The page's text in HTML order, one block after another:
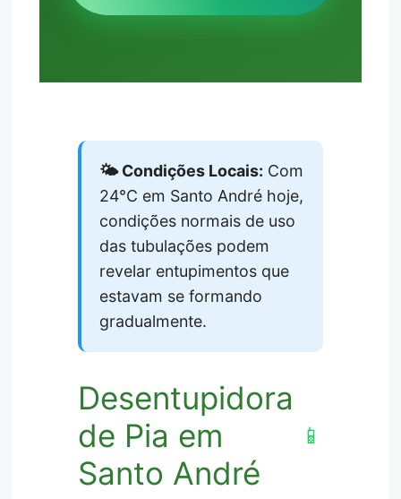
🌤️ Condições Locais: Com
24°C em Santo André hoje,
condições normais de uso
das tubulações podem
revelar entupimentos que
estavam se formando
gradualmente.
Desentupidora
de Pia em
Santo André
📱